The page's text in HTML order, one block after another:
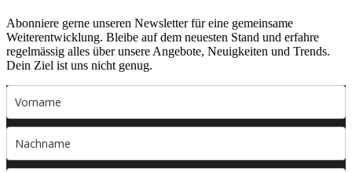
Abonniere gerne unseren Newsletter für eine gemeinsame
Weiterentwicklung. Bleibe auf dem neuesten Stand und erfahre
regelmässig alles über unsere Angebote, Neuigkeiten und Trends.
Dein Ziel ist uns nicht genug.